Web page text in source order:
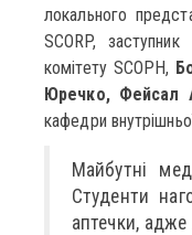
локального
SCORP,
комітету SCOPH,
Юречко, Фейсал
кафедри
Майбутні
Студенти
аптечки, адже